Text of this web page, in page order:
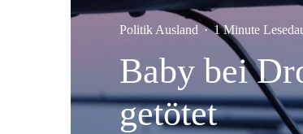
Politik Ausland · 1 Minute
Baby bei
getötet